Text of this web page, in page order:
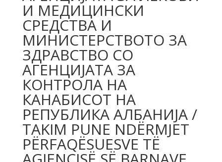
И МЕДИЦИНСКИ
СРЕДСТВА И
МИНИСТЕРСТВОТО ЗА
ЗДРАВСТВО СО
АГЕНЦИЈАТА ЗА
КОНТРОЛА НА
КАНАБИСОТ НА
РЕПУБЛИКА АЛБАНИЈА /
TAKIM PUNE NDËRMJET
PËRFAQËSUESVE TË